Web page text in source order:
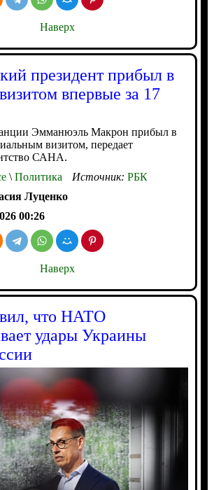
Наверх
президент прибыл в
впервые за 17
Эмманюэль Макрон прибыл в
визитом, передает
САНА.
\Политика Источник: РБК
Луценко
00:26
Наверх
что НАТО
удары Украины